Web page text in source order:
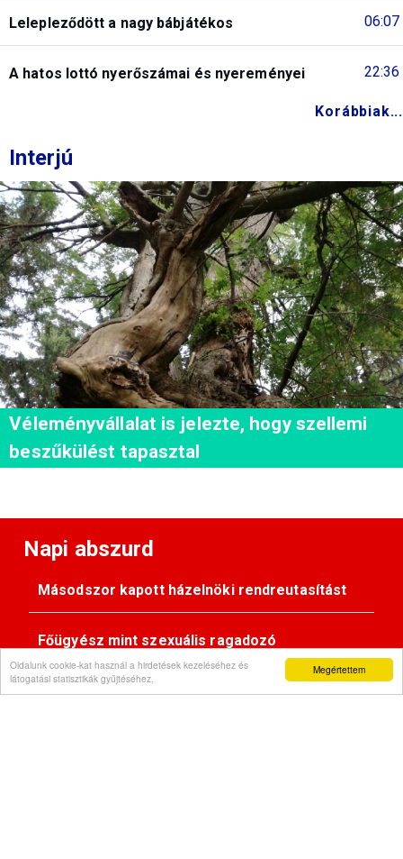
Megértettem
Oldalunk cookie-kat használ a hirdetések kezeléséhez és
látogatási statisztikák gyűjtéséhez.
06:07
Lelepleződött a nagy bábjátékos
22:36
A hatos lottó nyerőszámai és nyereményei
Korábbiak...
Interjú
Véleményvállalat is jelezte, hogy szellemi
beszűkülést tapasztal
Napi abszurd
Másodszor kapott házelnöki rendreutasítást
Főügyész mint szexuális ragadozó
Pimasz önkényúr